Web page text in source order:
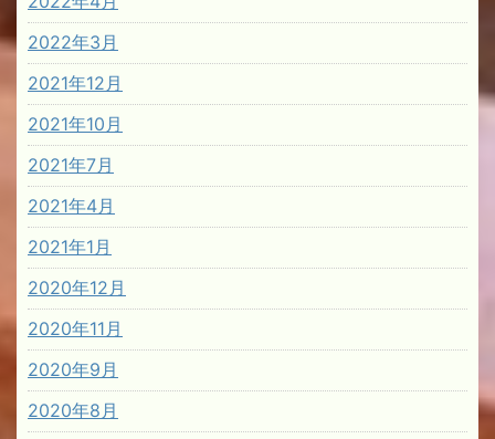
2022年3月
2021年12月
2021年10月
2021年7月
2021年4月
2021年1月
2020年12月
2020年11月
2020年9月
2020年8月